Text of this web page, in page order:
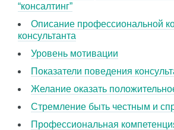
“консалтинг”
Описание профессиональной
консультанта
Уровень мотивации
Показатели поведения
Желание оказать
Стремление быть честным и
Профессиональная